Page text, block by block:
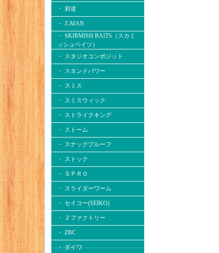
・ 邪道
・ Z-MAN
・ SKIRMISH BAITS（スカミ
ッシュベイツ）
・ スタジオコンポジット
・ スタンドパワー
・ スミス
・ スミスウィック
・ ストライクキング
・ ストーム
・ スナッグプルーフ
・ ストック
・ ＳＰＲＯ
・ スライダーワーム
・ セイコー(SEIKO)
・ Ｚファクトリー
・ ZBC
・ ダイワ